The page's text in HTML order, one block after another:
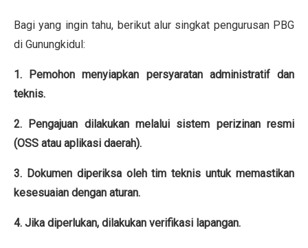
Bagi yang ingin tahu, berikut alur singkat pengurusan PBG
di Gunungkidul:
1. Pemohon menyiapkan persyaratan administratif dan
teknis.
2. Pengajuan dilakukan melalui sistem perizinan resmi
(OSS atau aplikasi daerah).
3. Dokumen diperiksa oleh tim teknis untuk memastikan
kesesuaian dengan aturan.
4. Jika diperlukan, dilakukan verifikasi lapangan.